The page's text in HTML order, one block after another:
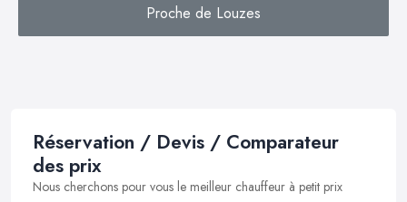
Proche de Louzes
Réservation / Devis / Comparateur
des prix
Nous cherchons pour vous le meilleur chauffeur à petit prix